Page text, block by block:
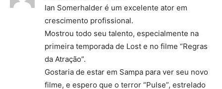
Ian Somerhalder é um excelente ator em
crescimento profissional.
Mostrou todo seu talento, especialmente na
primeira temporada de Lost e no filme “Regras
da Atração”.
Gostaria de estar em Sampa para ver seu novo
filme, e espero que o terror “Pulse”, estrelado